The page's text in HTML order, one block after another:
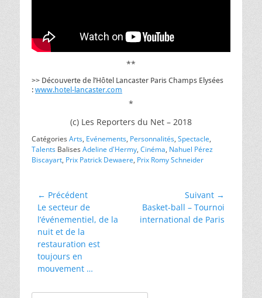
**
>> Découverte de l’Hôtel Lancaster Paris Champs Elysées
: www.hotel-lancaster.com
*
(c) Les Reporters du Net – 2018
CatégoriesArts, Evénements, Personnalités, Spectacle,
Talents BalisesAdeline d'Hermy, Cinéma, Nahuel Pérez
Biscayart, Prix Patrick Dewaere, Prix Romy Schneider
Navigation
de
l’article
← Précédent
Article
précédent :
Le secteur de
l’événementiel, de la
nuit et de la
restauration est
toujours en
mouvement …
Suivant →
Article
suivant :
Basket-ball – Tournoi
international de Paris